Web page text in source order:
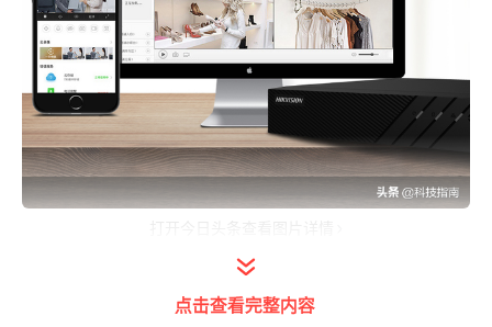
笔者现在帮大家整理一下常用品牌监控硬盘录
像机的默认密码。点击查看完整内容